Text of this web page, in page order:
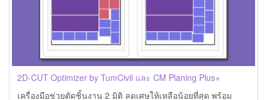
2D-CUT Optimizer by TumCivil และ CM Planing Plus+
เครื่องมือช่วยตัดชิ้นงาน 2 มิติ ลดเศษให้เหลือน้อยที่สุด พร้อม